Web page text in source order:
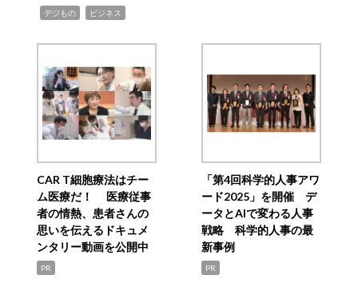
デジもの ビジネス
CAR T細胞療法はチー
ム医療だ！ 医療従事
者の情熱、患者さんの
思いを伝えるドキュメ
ンタリー動画を公開中
PR
「第4回科学的人事アワ
ード2025」を開催 デ
ータとAIで変わる人事
戦略 科学的人事の最
新事例
PR